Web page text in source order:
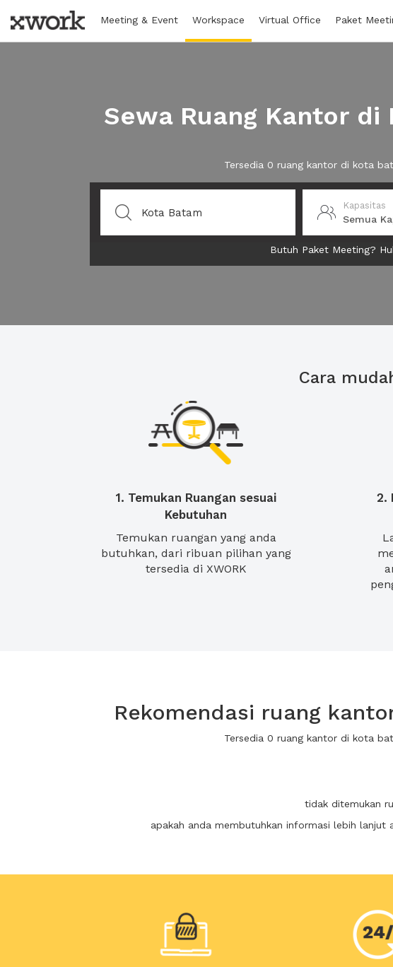
Meeting & Event Workspace Virtual Office Paket
Sewa Ruang Kantor
Tersedia 0 ruang kantor di kota
Kapasitas
Semua
Butuh Paket Meeting?
Cara
1. Temukan Ruangan sesuai
Kebutuhan
Temukan ruangan yang anda
butuhkan, dari ribuan pilihan yang
tersedia di XWORK
2.
Rekomendasi ruang
Tersedia 0 ruang kantor di kota
tidak ditemukan
apakah anda membutuhkan informasi lebih